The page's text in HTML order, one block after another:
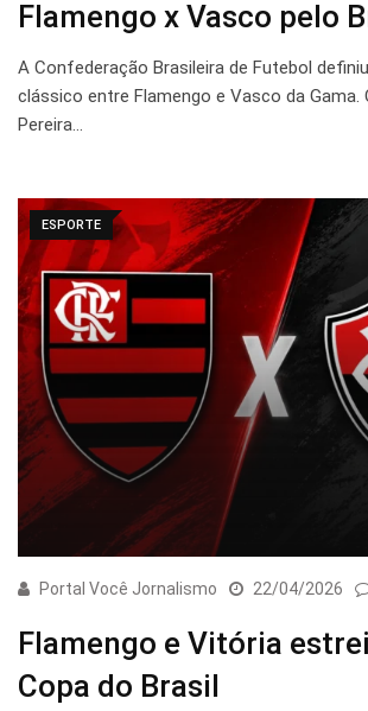
Flamengo x Vasco pelo
A Confederação Brasileira de Futebol
clássico entre Flamengo e Vasco da Gama.
Pereira…
ESPORTE
Portal Você Jornalismo 22/04/2026
Flamengo e Vitória
Copa do Brasil